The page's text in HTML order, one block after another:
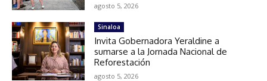
agosto 5, 2026
Sinaloa
Invita Gobernadora Yeraldine a
sumarse a la Jornada Nacional de
Reforestación
agosto 5, 2026